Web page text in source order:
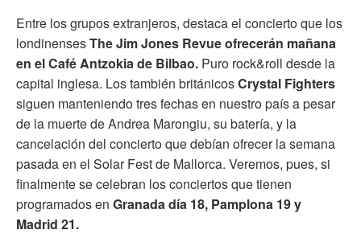
Entre los grupos extranjeros, destaca el concierto que los
londinensesThe Jim Jones Revue ofrecerán mañana
en el Café Antzokia de Bilbao. Puro rock&roll desde la
capital inglesa. Los también británicosCrystal Fighters
siguen manteniendo tres fechas en nuestro país a pesar
de la muerte de Andrea Marongiu, su batería, y la
cancelación del concierto que debían ofrecer la semana
pasada en el Solar Fest de Mallorca. Veremos, pues, si
finalmente se celebran los conciertos que tienen
programados en Granada día 18, Pamplona 19 y
Madrid 21.